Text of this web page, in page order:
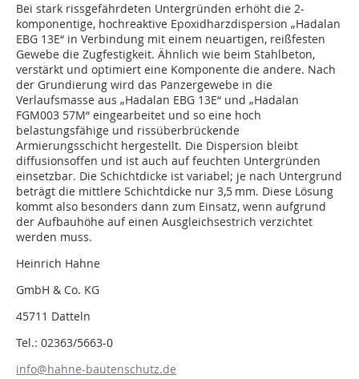
Bei stark rissgefährdeten Untergründen erhöht die 2-
komponentige, hochreaktive Epo­xid­harzdispersion „Hadalan
EBG 13E“ in Verbindung mit einem neuartigen, reißfesten
Gewebe die Zugfestigkeit. Ähnlich wie beim Stahlbeton,
verstärkt und optimiert eine ­Komponente die andere. Nach
der Grundierung wird das Panzergewebe in die
Verlaufsmasse aus „Hadalan EBG 13E“ und „Hadalan
FGM003 57M“ ein­gearbeitet und so eine hoch
belastungsfähige und rissüber­brückende
Armierungsschicht hergestellt. Die Dispersion bleibt
diffusionsoffen und ist auch auf feuchten Untergründen
einsetzbar. Die Schichtdicke ist variabel; je nach Untergrund
beträgt die mittlere Schichtdicke nur 3,5 mm. Diese Lösung
kommt also besonders dann zum Einsatz, wenn aufgrund
der Aufbauhöhe auf einen Ausgleichs­e­strich verzichtet
werden muss.
Heinrich Hahne
GmbH & Co. KG
45711 Datteln
Tel.: 02363/5663-0
info@hahne-bautenschutz.de